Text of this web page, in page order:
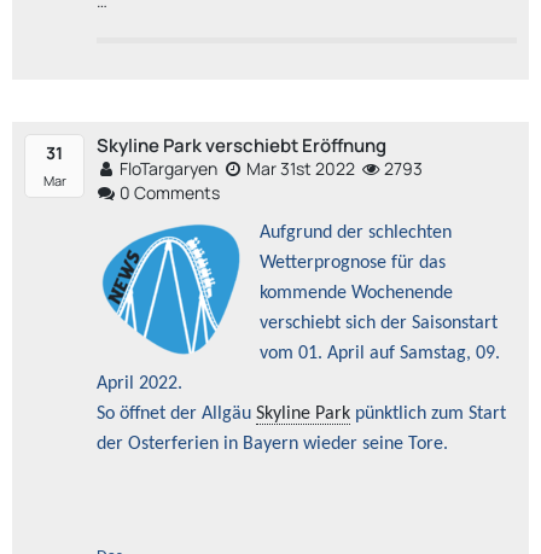
31
Mar
Skyline Park verschiebt Eröffnung
FloTargaryen Mar 31st 2022
2793
0 Comments
Aufgrund der schlechten
Wetterprognose für das
kommende Wochenende
verschiebt sich der Saisonstart
vom 01. April auf Samstag, 09.
April 2022.
So öffnet der Allgäu Skyline Park pünktlich zum Start
der Osterferien in Bayern wieder seine Tore.